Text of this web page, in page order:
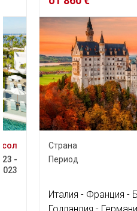
-
Страна
Период
Италия - Франция -